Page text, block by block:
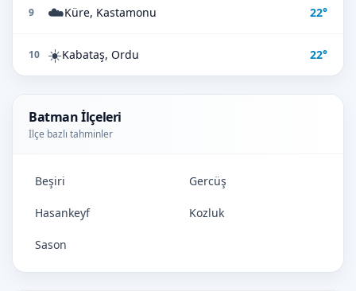
9 ☁️Küre, Kastamonu 22°
10 ☀️Kabataş, Ordu 22°
Batman İlçeleri
İlçe bazlı tahminler
Beşiri Gercüş
Hasankeyf Kozluk
Sason